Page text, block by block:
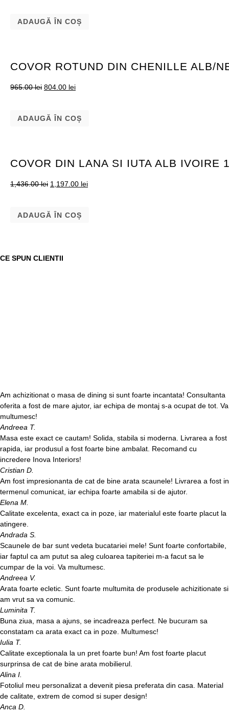
ADAUGĂ ÎN COȘ
COVOR ROTUND DIN CHENILLE ALB/
965.00lei 804.00 lei
ADAUGĂ ÎN COȘ
COVOR DIN LANA SI IUTA ALB IVOIRE
1,436.00lei 1,197.00 lei
ADAUGĂ ÎN COȘ
CE SPUN CLIENTII
Am achizitionat o masa de dining si sunt foarte incantata! Consultanta
oferita a fost de mare ajutor, iar echipa de montaj s-a ocupat de tot. Va
multumesc!
Andreea T.
Masa este exact ce cautam! Solida, stabila si moderna. Livrarea a fost
rapida, iar produsul a fost foarte bine ambalat. Recomand cu
incredere Inova Interiors!
Cristian D.
Am fost impresionanta de cat de bine arata scaunele! Livrarea a fost in
termenul comunicat, iar echipa foarte amabila si de ajutor.
Elena M.
Calitate excelenta, exact ca in poze, iar materialul este foarte placut la
atingere.
Andrada S.
Scaunele de bar sunt vedeta bucatariei mele! Sunt foarte confortabile,
iar faptul ca am putut sa aleg culoarea tapiteriei m-a facut sa le
cumpar de la voi. Va multumesc.
Andreea V.
Arata foarte ecletic. Sunt foarte multumita de produsele achizitionate si
am vrut sa va comunic.
Luminita T.
Buna ziua, masa a ajuns, se incadreaza perfect. Ne bucuram sa
constatam ca arata exact ca in poze. Multumesc!
Iulia T.
Calitate exceptionala la un pret foarte bun! Am fost foarte placut
surprinsa de cat de bine arata mobilierul.
Alina I.
Fotoliul meu personalizat a devenit piesa preferata din casa. Material
de calitate, extrem de comod si super design!
Anca D.